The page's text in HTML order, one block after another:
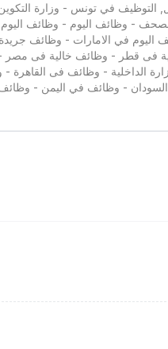
التوظيف في تونس - وزارة
- وظائف اليوم - وظائف
في الامارات - وظائف
فى قطر - وظائف خالية فى
الداخلية - وظائف فى
- وظائف في اليمن -